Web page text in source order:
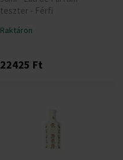
teszter - Férfi
Raktáron
22425 Ft